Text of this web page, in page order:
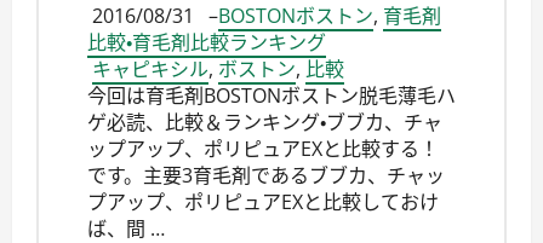
2016/08/31 –BOSTONボストン, 育毛剤
比較・育毛剤比較ランキング
キャピキシル, ボストン, 比較
今回は育毛剤BOSTONボストン脱毛薄毛ハ
ゲ必読、比較＆ランキング・ブブカ、チャ
ップアップ、ポリピュアEXと比較する！
です。主要3育毛剤であるブブカ、チャッ
プアップ、ポリピュアEXと比較しておけ
ば、間 …